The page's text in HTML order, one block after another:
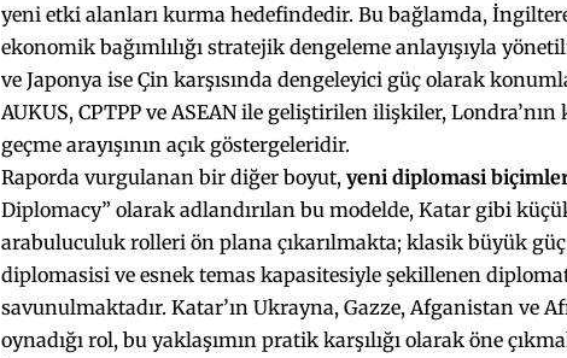
yeni etki alanları kurma hedefindedir. Bu bağlamda,
ekonomik bağımlılığı stratejik dengeleme anlayışıyla
ve Japonya ise Çin karşısında dengeleyici güç olarak
AUKUS, CPTPP ve ASEAN ile geliştirilen ilişkiler,
geçme arayışının açık göstergeleridir.
Raporda vurgulanan bir diğer boyut, yeni diplomasi
Diplomacy” olarak adlandırılan bu modelde, Katar gibi
arabuluculuk rolleri ön plana çıkarılmakta; klasik büyük
diplomasisi ve esnek temas kapasitesiyle şekillenen
savunulmaktadır. Katar’ın Ukrayna, Gazze, Afganistan ve
oynadığı rol, bu yaklaşımın pratik karşılığı olarak öne